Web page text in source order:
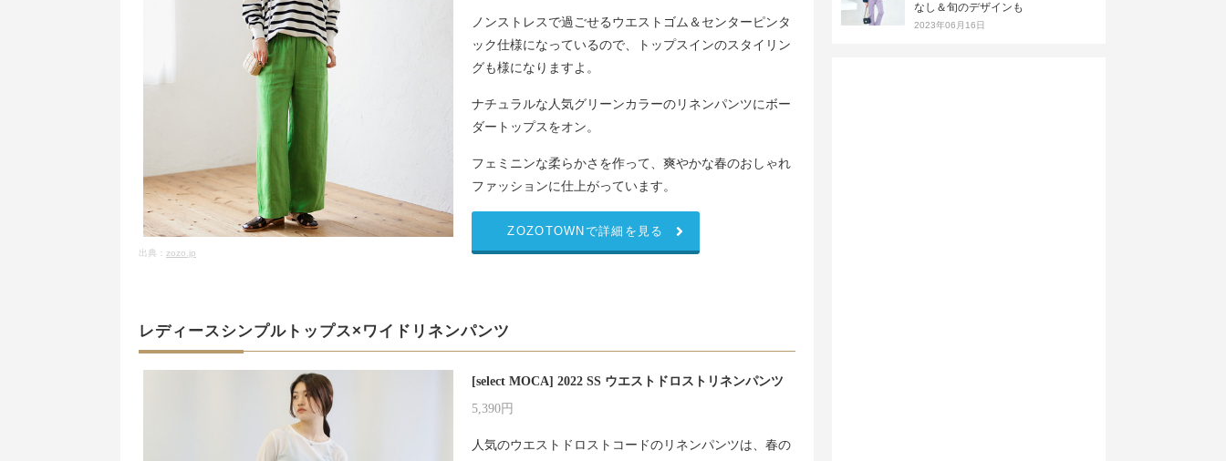
出典： zozo.jp
ノンストレスで過ごせるウエストゴム＆センターピンタ
ック仕様になっているので、トップスインのスタイリン
グも様になりますよ。
ナチュラルな人気グリーンカラーのリネンパンツにボー
ダートップスをオン。
フェミニンな柔らかさを作って、爽やかな春のおしゃれ
ファッションに仕上がっています。
ZOZOTOWNで詳細を見る
レディースシンプルトップス×ワイドリネンパンツ
[select MOCA] 2022 SS ウエストドロストリネンパンツ
5,390円
人気のウエストドロストコードのリネンパンツは、春の
なし＆旬のデザインも
2023年06月16日